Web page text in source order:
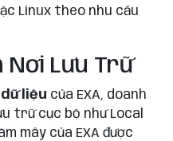
Linux theo nhu cầu
Nơi Lưu Trữ
liệu của EXA, doanh
trữ cục bộ như Local
mây của EXA được